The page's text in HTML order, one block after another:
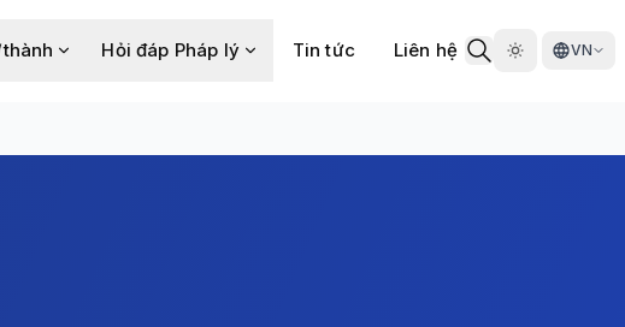
Hỏi đáp Pháp lý Tin tức Liên hệ VN